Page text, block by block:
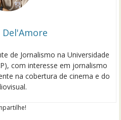
de Jornalismo na Universidade
com interesse em jornalismo
na cobertura de cinema e do